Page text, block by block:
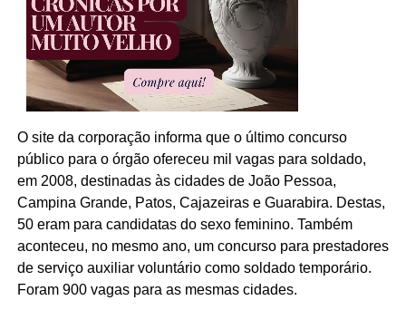
O site da corporação informa que o último concurso
público para o órgão ofereceu mil vagas para soldado,
em 2008, destinadas às cidades de João Pessoa,
Campina Grande, Patos, Cajazeiras e Guarabira. Destas,
50 eram para candidatas do sexo feminino. Também
aconteceu, no mesmo ano, um concurso para prestadores
de serviço auxiliar voluntário como soldado temporário.
Foram 900 vagas para as mesmas cidades.